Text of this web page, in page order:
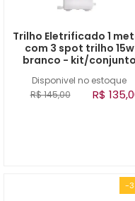
Disponivel no estoque
Trilho Eletrificado 1
com 3 spot trilho 15w
branco - kit/conjunto
R$ 145,00 R$
-